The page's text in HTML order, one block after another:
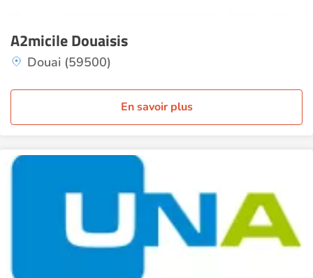
A2micile Douaisis
Douai (59500)
En savoir plus